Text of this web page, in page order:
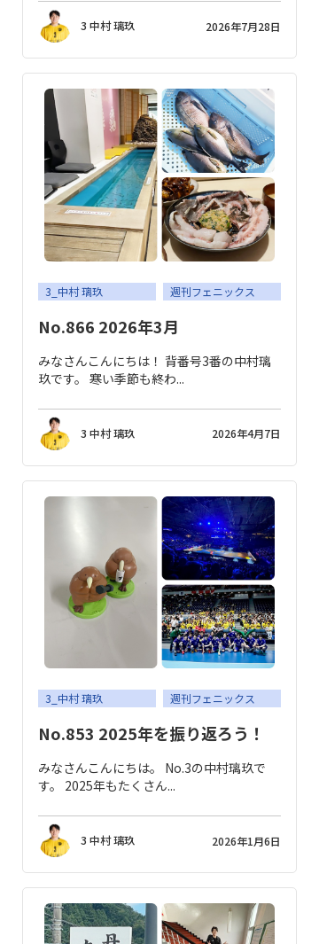
3 中村 璃玖 2026年7月28日
3_中村 璃玖 週刊フェニックス
No.866 2026年3月
みなさんこんにちは！ 背番号3番の中村璃
玖です。 寒い季節も終わ...
3 中村 璃玖 2026年4月7日
3_中村 璃玖 週刊フェニックス
No.853 2025年を振り返ろう！
みなさんこんにちは。 No.3の中村璃玖で
す。 2025年もたくさん...
3 中村 璃玖 2026年1月6日